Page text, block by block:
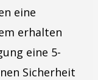
eine
erhalten
eine 5-
Sicherheit